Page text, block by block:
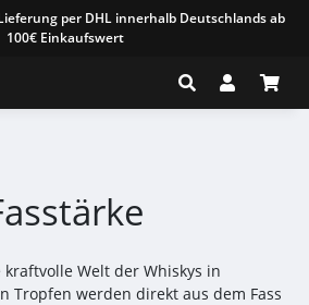
per DHL innerhalb Deutschlands ab
100€ Einkaufswert
Welt der Whiskys in
Tropfen werden direkt aus dem Fass